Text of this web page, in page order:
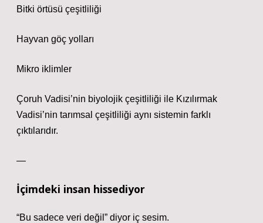
Bitki örtüsü çeşitliliği
Hayvan göç yolları
Mikro iklimler
Çoruh Vadisi’nin biyolojik çeşitliliği ile Kızılırmak
Vadisi’nin tarımsal çeşitliliği aynı sistemin farklı
çıktılarıdır.
—
İçimdeki insan hissediyor
“Bu sadece veri değil” diyor iç sesim.